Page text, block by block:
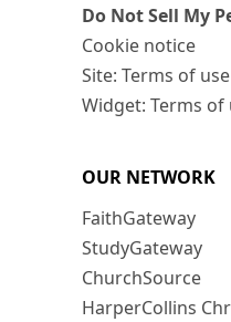
Do Not Sell My
Cookie notice
Site: Terms of use
Widget: Terms of
OUR NETWORK
FaithGateway
StudyGateway
ChurchSource
HarperCollins